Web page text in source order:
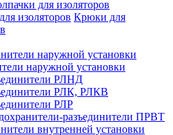
для изоляторов
Крюки для
наружной установки
РЛНД
РЛК, РЛКВ
РЛР
разъединители ПРВТ